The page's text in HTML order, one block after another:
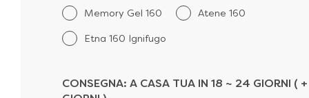
Memory Gel 160 Atene 160
Etna 160 Ignifugo
CONSEGNA: A CASA TUA IN 18 ~ 24 GIORNI ( +